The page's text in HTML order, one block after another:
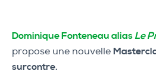
Dominique Fonteneau aliasLe
propose une nouvelle
surcontre.